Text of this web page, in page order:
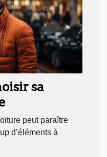
sa
peut paraître
d’éléments à